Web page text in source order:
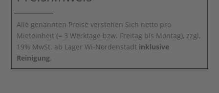
Alle genannten Preise verstehen Sich netto pro
Mieteinheit (= 3 Werktage bzw. Freitag bis Montag), zzgl.
19% MwSt. ab Lager Wi-Nordenstadt inklusive
Reinigung.